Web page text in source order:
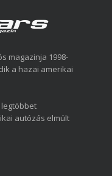
magazinja 1998-
a hazai amerikai
autózás elmúlt